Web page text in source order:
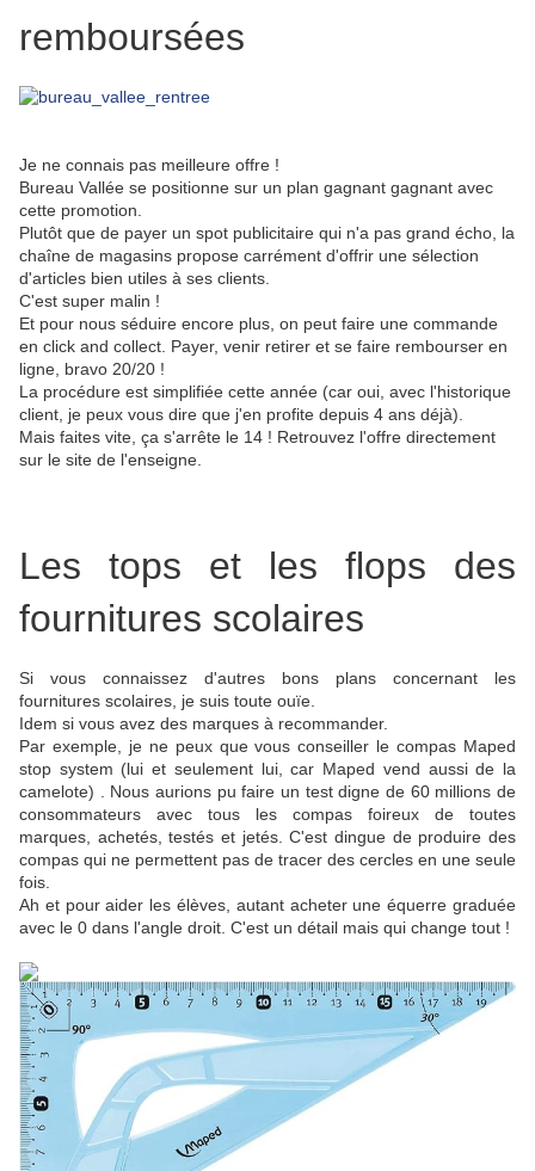
remboursées
Je ne connais pas meilleure offre !
Bureau Vallée se positionne sur un plan gagnant gagnant avec
cette promotion.
Plutôt que de payer un spot publicitaire qui n'a pas grand écho, la
chaîne de magasins propose carrément d'offrir une sélection
d'articles bien utiles à ses clients.
C'est super malin !
Et pour nous séduire encore plus, on peut faire une commande
en click and collect. Payer, venir retirer et se faire rembourser en
ligne, bravo 20/20 !
La procédure est simplifiée cette année (car oui, avec l'historique
client, je peux vous dire que j'en profite depuis 4 ans déjà).
Mais faites vite, ça s'arrête le 14 ! Retrouvez l'offre directement
sur le site de l'enseigne.
Les tops et les flops des
fournitures scolaires
Si vous connaissez d'autres bons plans concernant les
fournitures scolaires, je suis toute ouïe.
Idem si vous avez des marques à recommander.
Par exemple, je ne peux que vous conseiller le compas Maped
stop system (lui et seulement lui, car Maped vend aussi de la
camelote) . Nous aurions pu faire un test digne de 60 millions de
consommateurs avec tous les compas foireux de toutes
marques, achetés, testés et jetés. C'est dingue de produire des
compas qui ne permettent pas de tracer des cercles en une seule
fois.
Ah et pour aider les élèves, autant acheter une équerre graduée
avec le 0 dans l'angle droit. C'est un détail mais qui change tout !